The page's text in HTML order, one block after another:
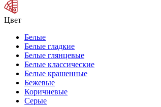
Цвет
Белые
Белые гладкие
Белые глянцевые
Белые классические
Белые крашенные
Бежевые
Коричневые
Серые